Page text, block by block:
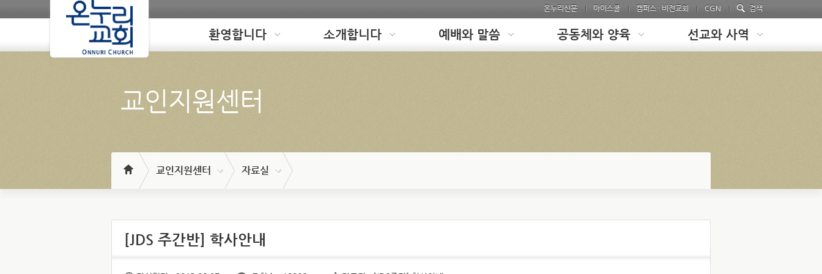
온누리신문 아이스쿨 캠퍼스 · 비전교회 CGN 검색
Loading 환영합니다 소개합니다 예배와 말씀 공동체와 양육 선교와 사역
교인지원센터
교인지원센터 자료실
[JDS 주간반] 학사안내